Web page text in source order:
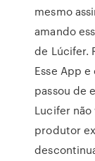
mesmo
amando
de Lúcifer.
Esse App
passou de
Lucifer
produtor